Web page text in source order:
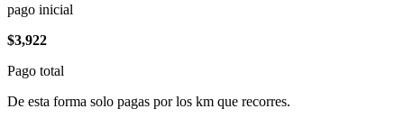
pago inicial
$3,922
Pago total
De esta forma solo pagas por los km que recorres.